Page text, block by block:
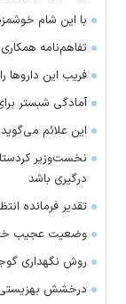
با این شام
تفاهم‌نامه
فریب این دارو‌ها
آمادگی شبستر
این علائم
نخست‌وزیر
درگیری باشد
تقدیر فرمانده
وضعیت عجیب
روش نگهداری
درخشش بهزیستی